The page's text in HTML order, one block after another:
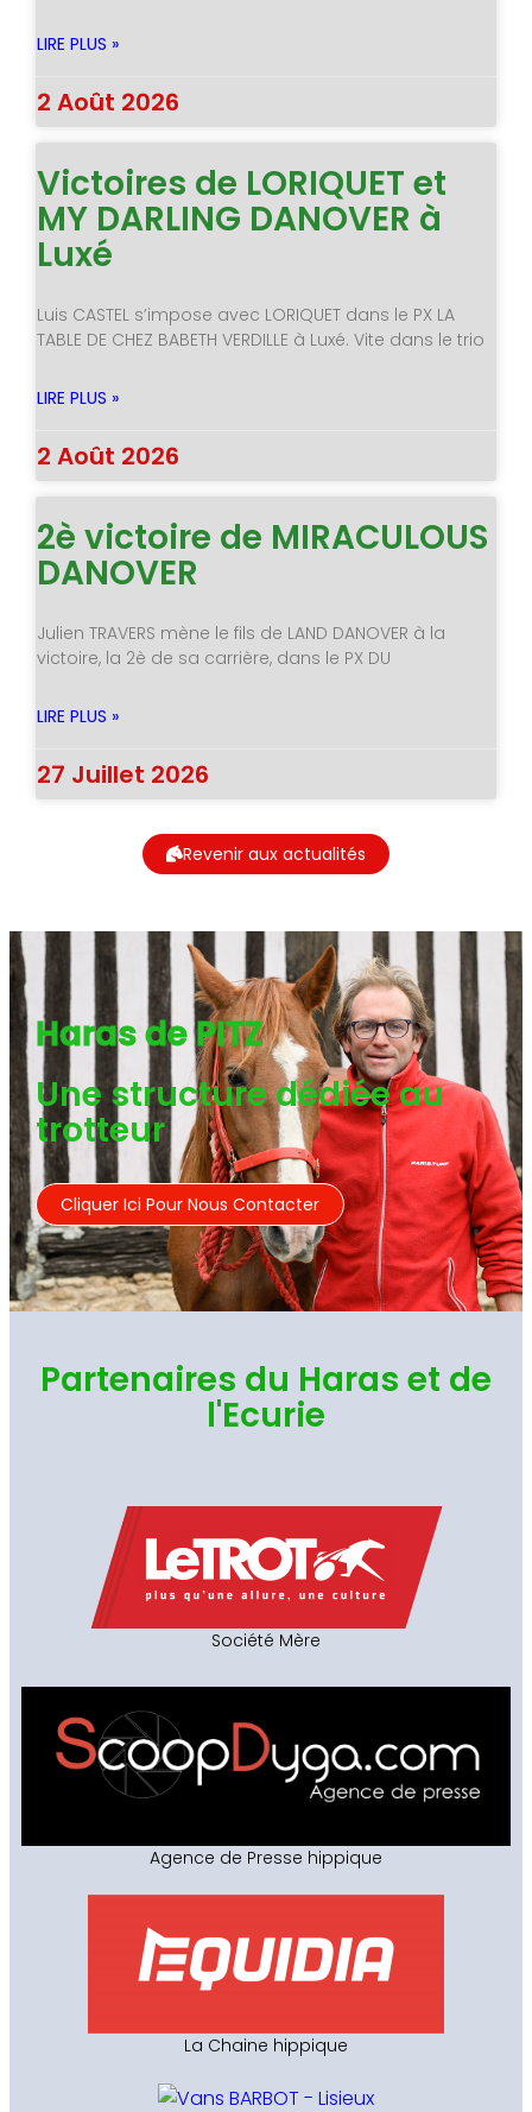
LIRE PLUS »
2 Août 2026
Victoires de LORIQUET et
MY DARLING DANOVER à
Luxé
Luis CASTEL s’impose avec LORIQUET dans le PX LA
TABLE DE CHEZ BABETH VERDILLE à Luxé. Vite dans le trio
LIRE PLUS »
2 Août 2026
2è victoire de MIRACULOUS
DANOVER
Julien TRAVERS mène le fils de LAND DANOVER à la
victoire, la 2è de sa carrière, dans le PX DU
LIRE PLUS »
27 Juillet 2026
Revenir aux actualités
Haras de PITZ
Une structure dédiée au
trotteur
Cliquer Ici Pour Nous Contacter
Partenaires du Haras et de
l'Ecurie
Société Mère
Agence de Presse hippique
La Chaine hippique